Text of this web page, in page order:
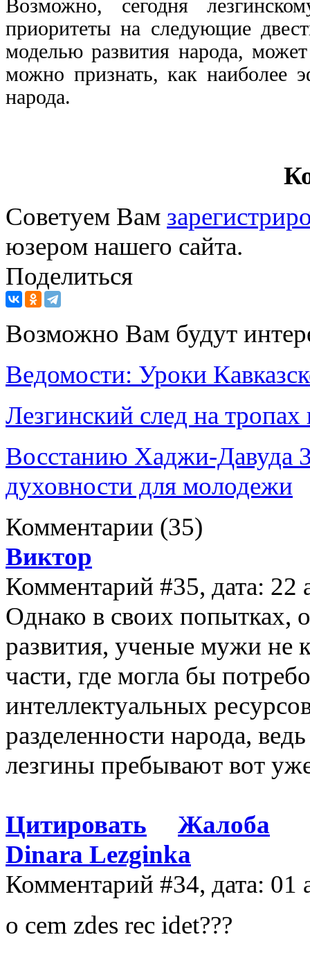
Возможно, сегодня
приоритеты на следующие
моделью развития народа,
можно признать, как наиболее
народа.
Советуем Вам
юзером нашего сайта.
Поделиться
Возможно Вам будут
Ведомости: Уроки
Лезгинский след на тропах
Восстанию Хаджи-Давуда
духовности для молодежи
Комментарии (35)
Виктор
Комментарий #35, дата: 22
Однако в своих попытках,
развития, ученые мужи не
части, где могла бы
интеллектуальных
разделенности народа,
лезгины пребывают вот
Цитировать
Жалоба
Dinara Lezginka
Комментарий #34, дата: 01
o cem zdes rec idet???